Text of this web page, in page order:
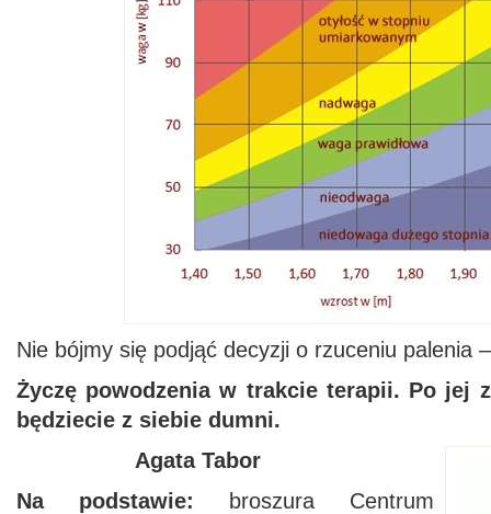
Nie bójmy się podjąć decyzji o rzuceniu palenia
Życzę powodzenia w trakcie terapii. Po jej
będziecie z siebie dumni.
Agata Tabor
Na podstawie: broszura Centrum